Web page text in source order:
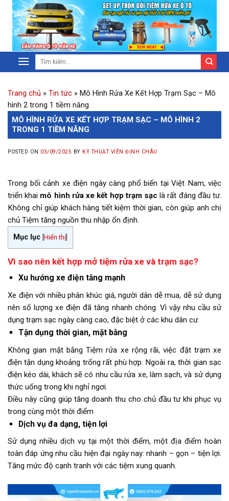
Trang chủ » Tin tức » Mô Hình Rửa Xe Kết Hợp Trạm Sạc – Mô
hình 2 trong 1 tiềm năng
MÔ HÌNH RỬA XE KẾT HỢP TRẠM SẠC – MÔ HÌNH 2
TRONG 1 TIỀM NĂNG
POSTED ON 03/09/2025 BY KỸ THUẬT VIÊN ĐỊNH CHÂU
Trong bối cảnh xe điện ngày càng phổ biến tại Việt Nam, việc
triển khai mô hình rửa xe kết hợp trạm sạc là rất đáng đầu tư.
Không chỉ giúp khách hàng tiết kiệm thời gian, còn giúp anh chị
chủ Tiệm tăng nguồn thu nhập ổn định.
Mục lục Hiển thị
Vì sao nên kết hợp mở tiệm rửa xe và trạm sạc?
Xu hướng xe điện tăng mạnh
Xe điện với nhiều phân khúc giá, người dân dễ mua, dễ sử dụng
nên số lượng xe điện đã tăng nhanh chóng. Vì vậy nhu cầu sử
dụng trạm sạc ngày càng cao, đặc biệt ở các khu dân cư.
Tận dụng thời gian, mặt bằng
Không gian mặt bằng Tiệm rửa xe rộng rãi, việc đặt trạm xe
điện tận dụng khoảng trống rất phù hợp. Ngoài ra, thời gian sạc
điện kéo dài, khách sẽ có nhu cầu rửa xe, làm sạch, và sử dụng
thức uống trong khi nghỉ ngơi.
Điều này cũng giúp tăng doanh thu cho chủ đầu tư khi phục vụ
trong cùng một thời điểm
Dịch vụ đa dạng, tiện lợi
Sử dụng nhiều dịch vụ tại một thời điểm, một địa điểm hoàn
toàn đáp ứng nhu cầu hiện đại ngày nay: nhanh – gọn – tiện lợi.
Tăng mức độ cạnh tranh với các tiệm xung quanh.